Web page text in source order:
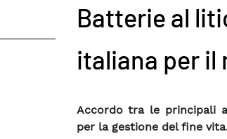
Batterie al
italiana per il
Accordo tra le principali
per la gestione del fine